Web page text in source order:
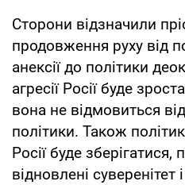
Сторони відзначили
продовження руху від
анексії до політики
агресії Росії буде
вона не відмовиться
політики. Також
Росії буде зберігатися,
відновлені суверенітет